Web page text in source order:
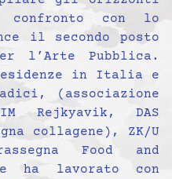
con lo
il secondo posto
l’Arte Pubblica.
in Italia e
(associazione
Rejkyavik, DAS
collagene), ZK/U
Food and
ha lavorato con